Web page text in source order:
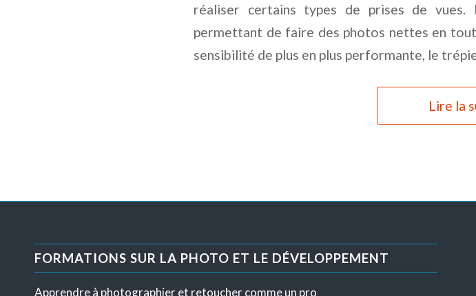
réaliser certains types de prises de
permettant de faire des photos nettes en
sensibilité de plus en plus performante, le
Lire la
FORMATIONS SUR LA PHOTO ET LE DÉVELOPPEMENT
Apprendre à photographier et retoucher comme un pro